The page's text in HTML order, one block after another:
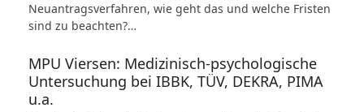
Neuantragsverfahren, wie geht das und welche Fristen
sind zu beachten?…
MPU Viersen: Medizinisch-psychologische
Untersuchung bei IBBK, TÜV, DEKRA, PIMA
u.a.